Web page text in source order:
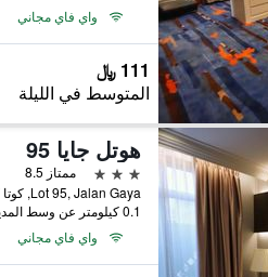
واي فاي مجاني
111 ﷼
المتوسط في الليلة
هوتل جايا 95
3 نجوم
ممتاز 8.5
Lot 95, Jalan Gaya, كوتا كينابالو, ماليزيا
0.1 كيلومتر عن وسط المدينة
واي فاي مجاني